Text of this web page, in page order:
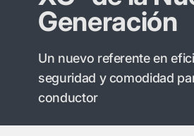
Generación
Un nuevo referente en
seguridad y comodidad
conductor